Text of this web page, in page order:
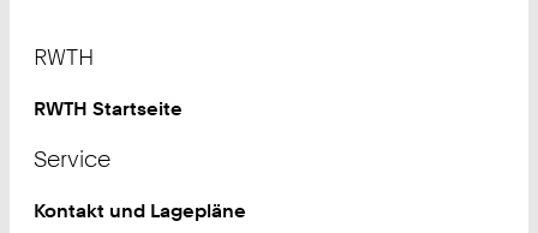
RWTH
RWTH Startseite
Service
Kontakt und Lagepläne